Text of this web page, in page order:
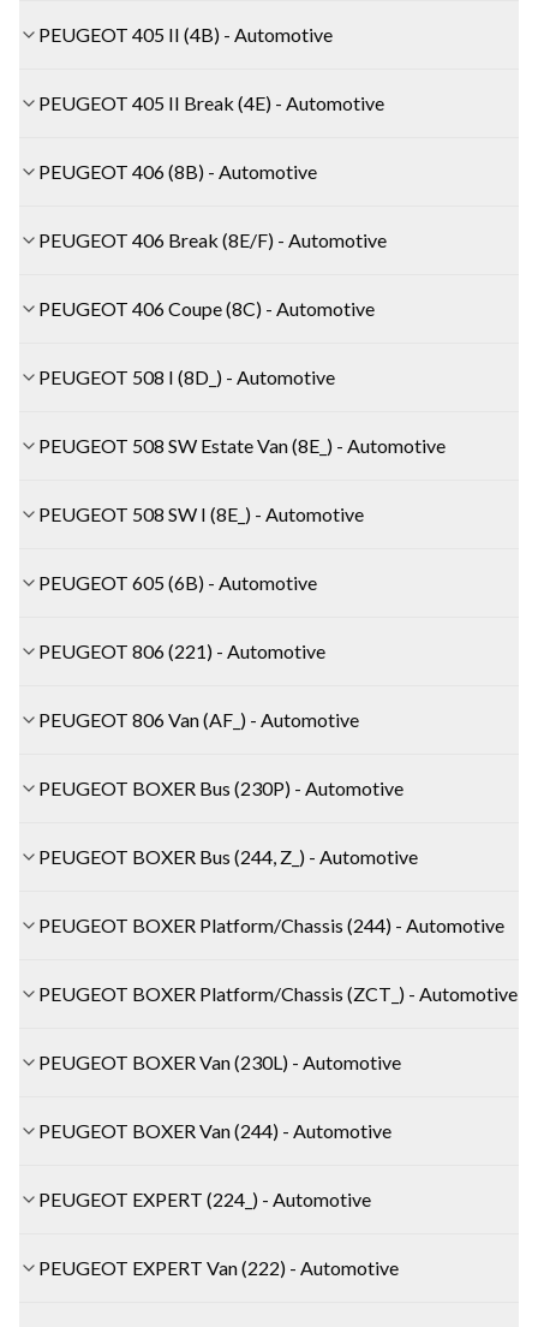
PEUGEOT 405 II (4B) - Automotive
PEUGEOT 405 II Break (4E) - Automotive
PEUGEOT 406 (8B) - Automotive
PEUGEOT 406 Break (8E/F) - Automotive
PEUGEOT 406 Coupe (8C) - Automotive
PEUGEOT 508 I (8D_) - Automotive
PEUGEOT 508 SW Estate Van (8E_) - Automotive
PEUGEOT 508 SW I (8E_) - Automotive
PEUGEOT 605 (6B) - Automotive
PEUGEOT 806 (221) - Automotive
PEUGEOT 806 Van (AF_) - Automotive
PEUGEOT BOXER Bus (230P) - Automotive
PEUGEOT BOXER Bus (244, Z_) - Automotive
PEUGEOT BOXER Platform/Chassis (244) - Automotive
PEUGEOT BOXER Platform/Chassis (ZCT_) - Automotive
PEUGEOT BOXER Van (230L) - Automotive
PEUGEOT BOXER Van (244) - Automotive
PEUGEOT EXPERT (224_) - Automotive
PEUGEOT EXPERT Van (222) - Automotive